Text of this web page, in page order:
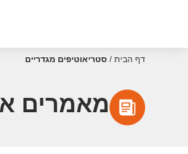
דף הבית / סטריאוטיפים מגדריים
מאמרים